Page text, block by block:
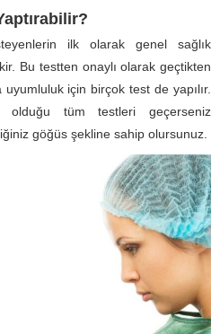
ilk olarak genel sağlık
Bu testten onaylı olarak geçtikten
için birçok test de yapılır.
olduğu tüm testleri geçerseniz
göğüs şekline sahip olursunuz.